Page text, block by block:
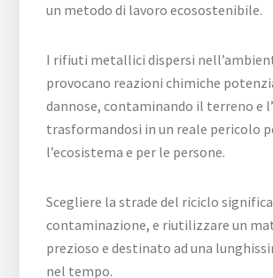
un metodo di lavoro ecosostenibile.
I rifiuti metallici dispersi
provocano reazioni chimiche
dannose, contaminando il terreno e
trasformandosi in un reale pericolo
l’ecosistema e per le persone.
Scegliere la strade del riciclo
contaminazione, e riutilizzare un
prezioso e destinato ad una
nel tempo.